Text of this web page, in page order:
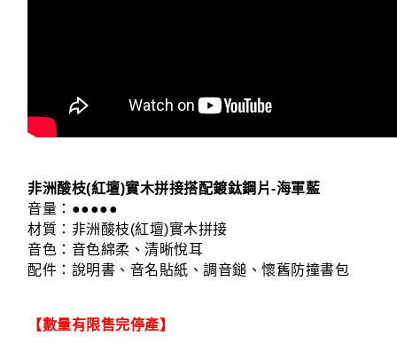
非洲酸枝(紅壇)實木拼接搭配鍍鈦鋼片-海軍藍
音量：●●●●●
材質：非洲酸枝(紅壇)實木拼接
音色：音色綿柔、清晰悅耳
配件：說明書、音名貼紙、調音鎚、懷舊防撞書包
【數量有限售完停產】